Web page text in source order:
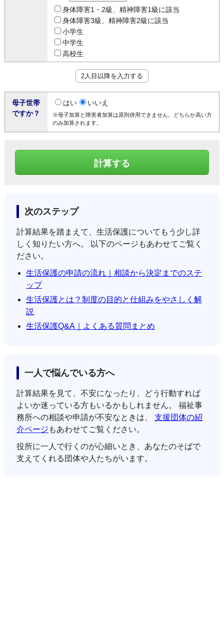
身体障害1・2級、精神障害1級に該当
身体障害3級、精神障害2級に該当
小学生
中学生
高校生
2人目以降を入力する
母子世帯
ですか？
はい いいえ
※母子加算と障害者加算は原則併用できません。どちらか高い方
のみ加算されます。
次のステップ
計算結果を踏まえて、生活保護についてもう少し詳
しく知りたい方へ。 以下のページもあわせてご覧く
ださい。
生活保護の申請の流れ｜相談から決定までのステ
ップ
生活保護とは？制度の目的と仕組みをやさしく解
説
生活保護Q&A｜よくある質問まとめ
一人で悩んでいる方へ
計算結果を見て、不安になったり、どう行動すれば
よいか迷っている方もいるかもしれません。 福祉事
務所への相談や申請が不安なときは、 支援団体の紹
介ページ もあわせてご覧ください。
役所に一人で行くのが心細いとき、あなたのそばで
支えてくれる団体や人たちがいます。